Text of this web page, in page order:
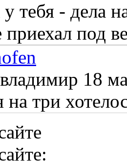
у тебя - дела
под
18
на три